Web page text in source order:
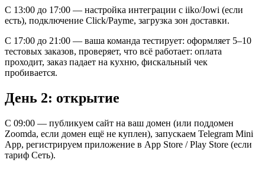
С 13:00 до 17:00 — настройка интеграции с iiko/Jowi (если
есть), подключение Click/Payme, загрузка зон доставки.
С 17:00 до 21:00 — ваша команда тестирует: оформляет 5–10
тестовых заказов, проверяет, что всё работает: оплата
проходит, заказ падает на кухню, фискальный чек
пробивается.
День 2: открытие
С 09:00 — публикуем сайт на ваш домен (или поддомен
Zoomda, если домен ещё не куплен), запускаем Telegram Mini
App, регистрируем приложение в App Store / Play Store (если
тариф Сеть).